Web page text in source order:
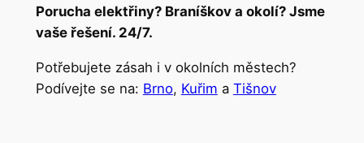
Porucha elektřiny? Braníškov a okolí? Jsme
vaše řešení. 24/7.
Potřebujete zásah i v okolních městech?
Podívejte se na: Brno, Kuřim a Tišnov